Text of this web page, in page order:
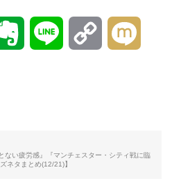
n
ない疲労感』『マンチェスター・シティ戦に臨
ネタまとめ(12/21)】